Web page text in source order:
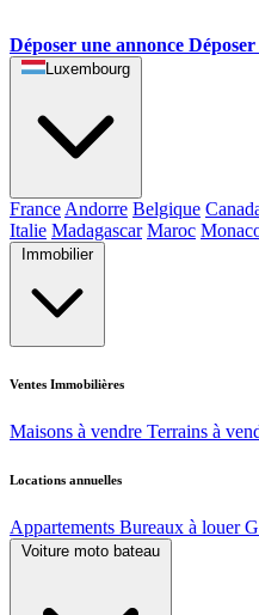
Déposer une annonce Déposer
Luxembourg
France Andorre Belgique
Italie Madagascar Maroc
Immobilier
Ventes Immobilières
Maisons à vendre Terrains à
Locations annuelles
Appartements Bureaux à louer
Voiture moto bateau